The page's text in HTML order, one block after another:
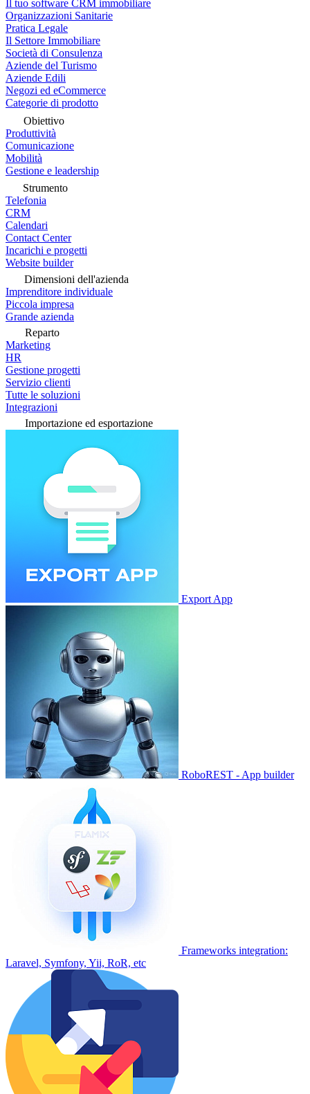
Il tuo software CRM immobiliare
Organizzazioni Sanitarie
Pratica Legale
Il Settore Immobiliare
Società di Consulenza
Aziende del Turismo
Aziende Edili
Negozi ed eCommerce
Categorie di prodotto
Obiettivo
Produttività
Comunicazione
Mobilità
Gestione e leadership
Strumento
Telefonia
CRM
Calendari
Contact Center
Incarichi e progetti
Website builder
Dimensioni dell'azienda
Imprenditore individuale
Piccola impresa
Grande azienda
Reparto
Marketing
HR
Gestione progetti
Servizio clienti
Tutte le soluzioni
Integrazioni
Importazione ed esportazione
Export App
RoboREST - App builder
Frameworks integration:
Laravel, Symfony, Yii, RoR, etc